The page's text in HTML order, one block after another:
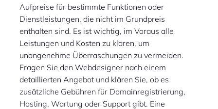
Aufpreise für bestimmte Funktionen oder
Dienstleistungen, die nicht im Grundpreis
enthalten sind. Es ist wichtig, im Voraus alle
Leistungen und Kosten zu klären, um
unangenehme Überraschungen zu vermeiden.
Fragen Sie den Webdesigner nach einem
detaillierten Angebot und klären Sie, ob es
zusätzliche Gebühren für Domainregistrierung,
Hosting, Wartung oder Support gibt. Eine